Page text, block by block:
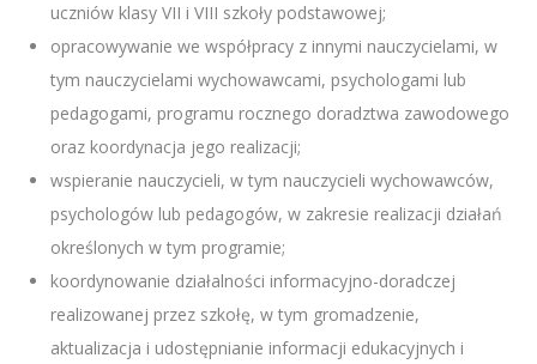
uczniów klasy VII i VIII szkoły podstawowej;
opracowywanie we współpracy z innymi nauczycielami, w
tym nauczycielami wychowawcami, psychologami lub
pedagogami, programu rocznego doradztwa zawodowego
oraz koordynacja jego realizacji;
wspieranie nauczycieli, w tym nauczycieli wychowawców,
psychologów lub pedagogów, w zakresie realizacji działań
określonych w tym programie;
koordynowanie działalności informacyjno-doradczej
realizowanej przez szkołę, w tym gromadzenie,
aktualizacja i udostępnianie informacji edukacyjnych i